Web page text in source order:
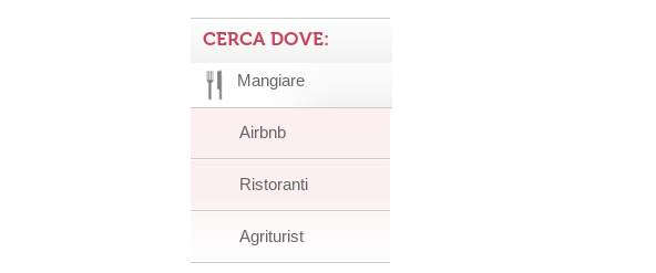
CERCA DOVE:
Mangiare
Airbnb
Ristoranti
Agriturist